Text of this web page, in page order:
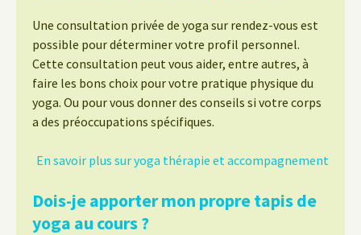
Une consultation privée de yoga sur rendez-vous est
possible pour déterminer votre profil personnel.
Cette consultation peut vous aider, entre autres, à
faire les bons choix pour votre pratique physique du
yoga. Ou pour vous donner des conseils si votre corps
a des préoccupations spécifiques.
En savoir plus sur yoga thérapie et accompagnement
Dois-je apporter mon propre tapis de
yoga au cours ?